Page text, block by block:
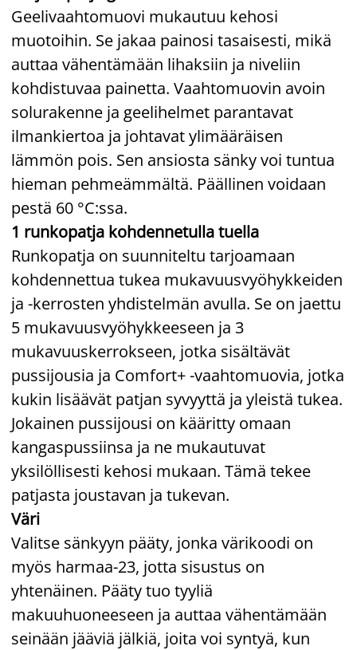
Geelivaahtomuovi mukautuu kehosi
muotoihin. Se jakaa painosi tasaisesti, mikä
auttaa vähentämään lihaksiin ja niveliin
kohdistuvaa painetta. Vaahtomuovin avoin
solurakenne ja geelihelmet parantavat
ilmankiertoa ja johtavat ylimääräisen
lämmön pois. Sen ansiosta sänky voi tuntua
hieman pehmeämmältä. Päällinen voidaan
pestä 60 °C:ssa.
1 runkopatja kohdennetulla tuella
Runkopatja on suunniteltu tarjoamaan
kohdennettua tukea mukavuusvyöhykkeiden
ja -kerrosten yhdistelmän avulla. Se on jaettu
5 mukavuusvyöhykkeeseen ja 3
mukavuuskerrokseen, jotka sisältävät
pussijousia ja Comfort+ -vaahtomuovia, jotka
kukin lisäävät patjan syvyyttä ja yleistä tukea.
Jokainen pussijousi on kääritty omaan
kangaspussiinsa ja ne mukautuvat
yksilöllisesti kehosi mukaan. Tämä tekee
patjasta joustavan ja tukevan.
Väri
Valitse sänkyyn pääty, jonka värikoodi on
myös harmaa-23, jotta sisustus on
yhtenäinen. Pääty tuo tyyliä
makuuhuoneeseen ja auttaa vähentämään
seinään jääviä jälkiä, joita voi syntyä, kun